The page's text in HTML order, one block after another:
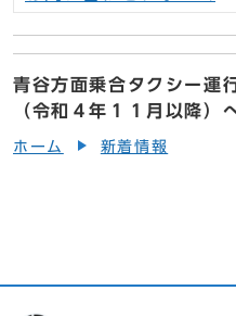
青谷方面乗合タクシー運
（令和４年１１月以降）
ホーム 新着情報